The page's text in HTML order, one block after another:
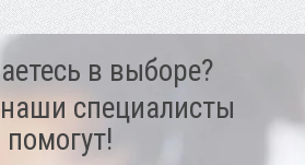
в выборе?
специалисты
помогут!